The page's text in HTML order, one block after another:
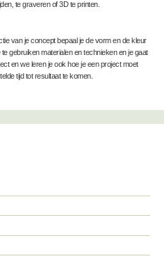
te graveren of 3D te printen.
van je concept bepaal je de vorm en de kleur
gebruiken materialen en technieken en je gaat
en we leren je ook hoe je een project moet
tijd tot resultaat te komen.